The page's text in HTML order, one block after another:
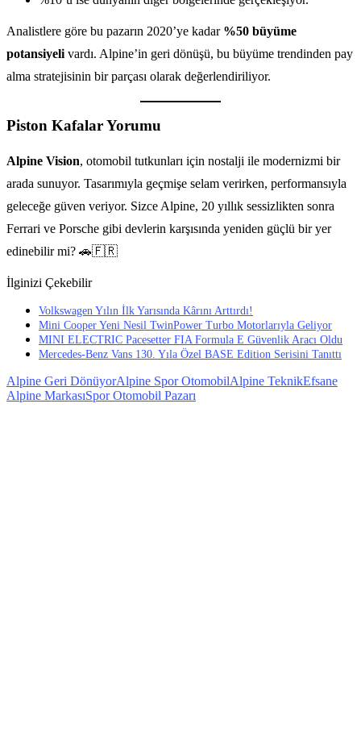
Analistlere göre bu pazarın 2020’ye kadar %50 büyüme
potansiyeli vardı. Alpine’in geri dönüşü, bu büyüme trendinden pay
alma stratejisinin bir parçası olarak değerlendiriliyor.
Piston Kafalar Yorumu
Alpine Vision, otomobil tutkunları için nostalji ile modernizmi bir
arada sunuyor. Tasarımıyla geçmişe selam verirken, performansıyla
geleceğe güven veriyor. Sizce Alpine, 20 yıllık sessizlikten sonra
Ferrari ve Porsche gibi devlerin karşısında yeniden güçlü bir yer
edinebilir mi? 🚗🇫🇷
İlginizi Çekebilir
Volkswagen Yılın İlk Yarısında Kârını Arttırdı!
Mini Cooper Yeni Nesil TwinPower Turbo Motorlarıyla Geliyor
MINI ELECTRIC Pacesetter FIA Formula E Güvenlik Aracı Oldu
Mercedes-Benz Vans 130. Yıla Özel BASE Edition Serisini Tanıttı
Alpine Geri DönüyorAlpine Spor OtomobilAlpine TeknikEfsane
Alpine MarkasıSpor Otomobil Pazarı